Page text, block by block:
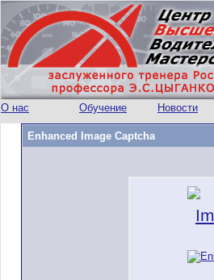
О нас Обучение Новости
Enhanced Image Captcha